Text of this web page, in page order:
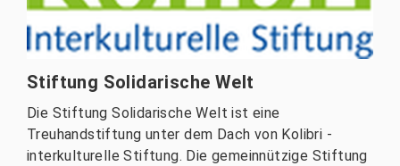
Stiftung Solidarische Welt
Die Stiftung Solidarische Welt ist eine
Treuhandstiftung unter dem Dach von Kolibri -
interkulturelle Stiftung. Die gemeinnützige Stiftung